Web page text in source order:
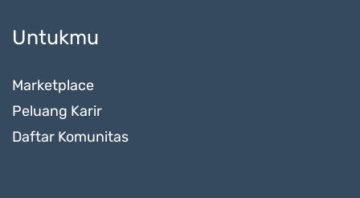
Untukmu
Marketplace
Peluang Karir
Daftar Komunitas